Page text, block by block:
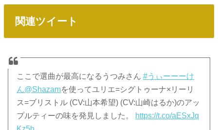
関連ツイート
ここで選曲が最高になるうつみさん#うぃーーーけ
ん@Shazamを使ってユリエ=シグトゥーナ×リーリ
ス=ブリストル (CV:山本希望) (CV:山崎はるか)のアッ
プルティーの味を発見しました。
https://t.co/aESxJq